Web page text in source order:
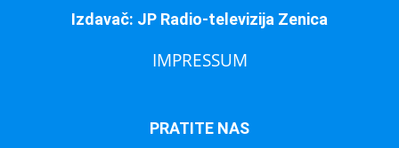
Izdavač: JP Radio-televizija Zenica
IMPRESSUM
PRATITE NAS